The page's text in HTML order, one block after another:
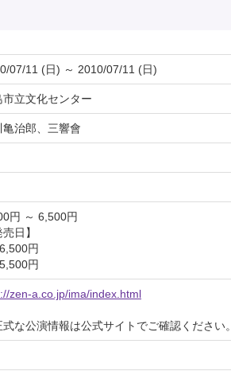
07/11 (日) ～ 2010/07/11 (日)
市立文化センター
亀治郎、三響會
円 ～ 6,500円
売日】
円
円
zen-a.co.jp/ima/index.html
な公演情報は公式サイトでご確認ください。